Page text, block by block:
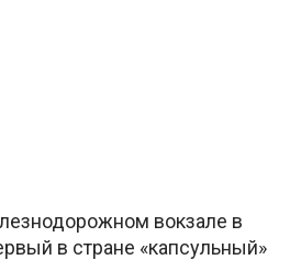
вокзале в
в стране «капсульный»